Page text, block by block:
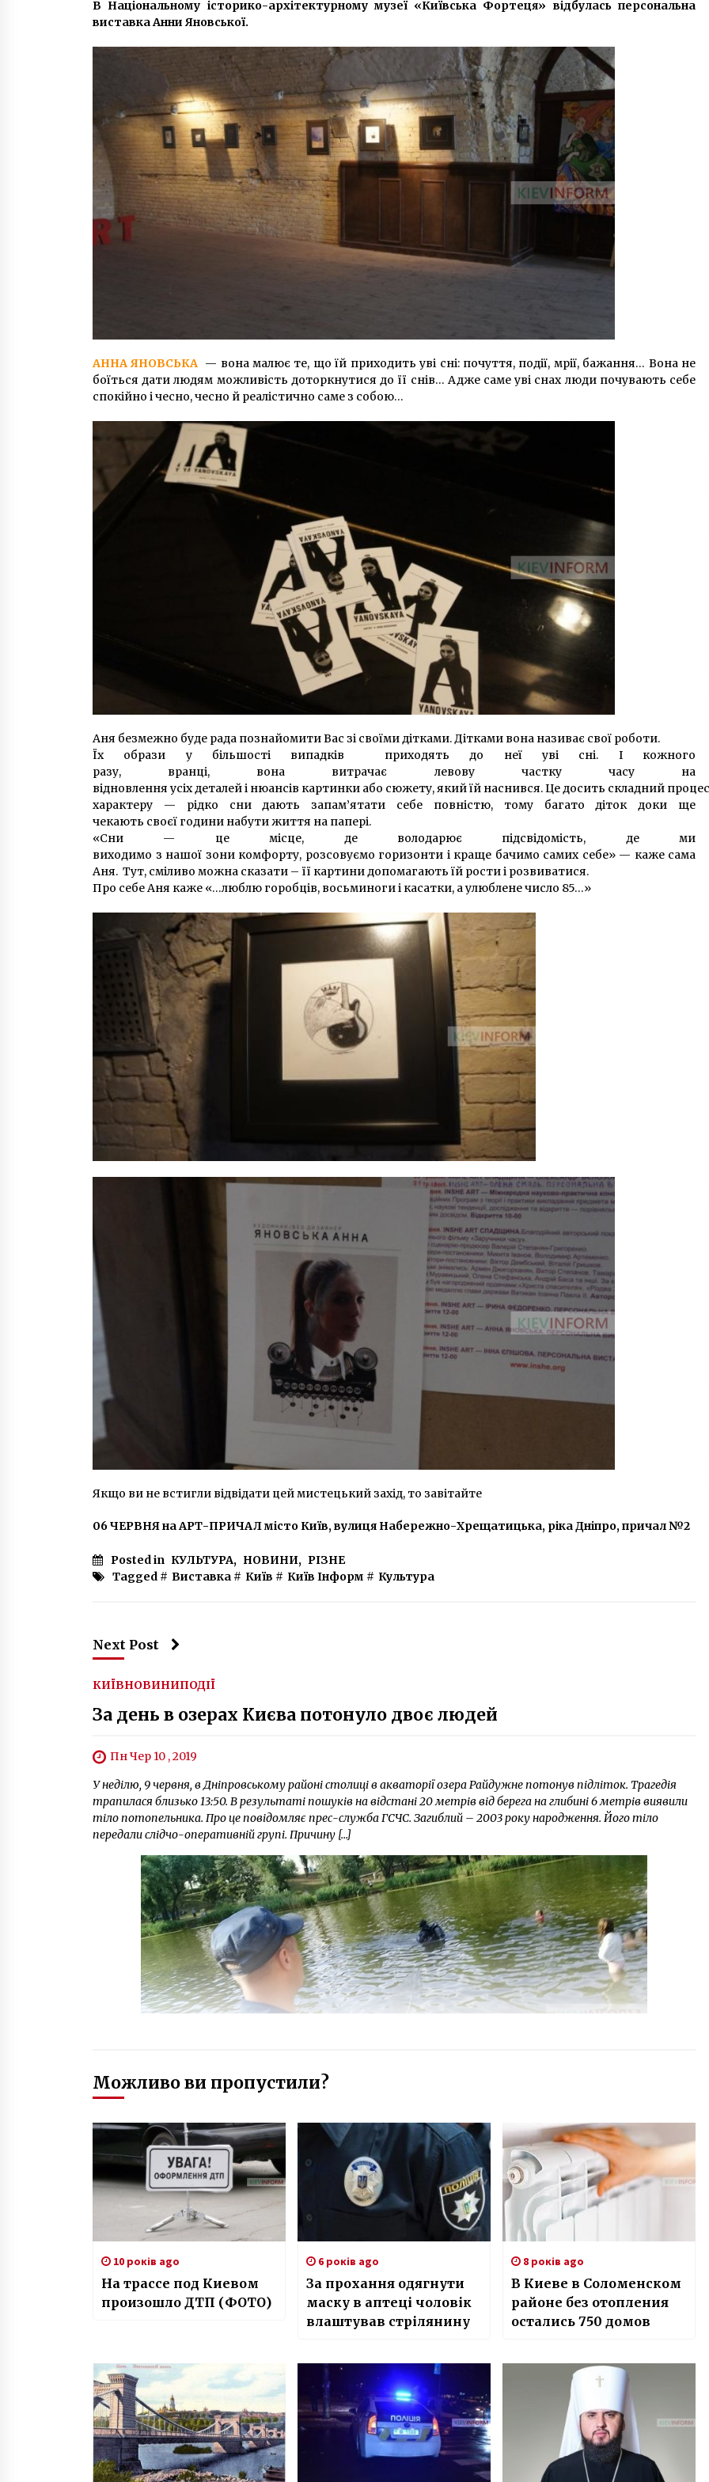
8 років ago
2 роки ago
Забороняти невакцинованим
дітям відвідувати школи в Києві
не будуть – КМДА
7 років ago
Часи «Залізного занавісу» вже
давно минули
3 роки ago
Вселенський Патріархат
призначив предстоятеля храму
Андрія Первозванного
8 років ago
На Дарницькій площі зафарбували
мурал американського художника
7 років ago
В Національному історико-архітектурному музеї «Київська Фортеця» відбулась персональна
виставка Анни Яновської.
АННА ЯНОВСЬКА — вона малює те, що їй приходить уві сні: почуття, події, мрії, бажання… Вона не
боїться дати людям можливість доторкнутися до її снів… Адже саме уві снах люди почувають себе
спокійно і чесно, чесно й реалістично саме з собою…
Аня безмежно буде рада познайомити Вас зі своїми дітками. Дітками вона називає свої роботи.
Їх образи у більшості випадків приходять до неї уві сні. І кожного
разу, вранці, вона витрачає левову частку часу на
відновлення усіх деталей і нюансів картинки або сюжету, який їй наснився. Це досить складний процес
характеру — рідко сни дають запам’ятати себе повністю, тому багато діток доки ще
чекають своєї години набути життя на папері.
«Сни — це місце, де володарює підсвідомість, де ми
виходимо з нашої зони комфорту, розсовуємо горизонти і краще бачимо самих себе» — каже сама
Аня. Тут, сміливо можна сказати – її картини допомагають їй рости і розвиватися.
Про себе Аня каже «…люблю горобців, восьминоги і касатки, а улюблене число 85…»
Якщо ви не встигли відвідати цей мистецький захід, то завітайте
06 ЧЕРВНЯ наАРТ-ПРИЧАЛ місто Київ, вулиця Набережно-Хрещатицька, ріка Дніпро, причал №2
Posted in КУЛЬТУРА, НОВИНИ, РІЗНЕ
Tagged # Виставка # Київ # Київ Інформ # Культура
Next Post
КИЇВНОВИНИПОДІЇ
За день в озерах Києва потонуло двоє людей
Пн Чер 10 , 2019
У неділю, 9 червня, в Дніпровському районі столиці в акваторії озера Райдужне потонув підліток. Трагедія
трапилася близько 13:50. В результаті пошуків на відстані 20 метрів від берега на глибині 6 метрів виявили
тіло потопельника. Про це повідомляє прес-служба ГСЧС. Загиблий – 2003 року народження. Його тіло
передали слідчо-оперативній групі. Причину […]
Можливо ви пропустили?
10 років ago
На трассе под Киевом
произошло ДТП (ФОТО)
6 років ago
За прохання одягнути
маску в аптеці чоловік
влаштував стрілянину
8 років ago
В Киеве в Соломенском
районе без отопления
остались 750 домов